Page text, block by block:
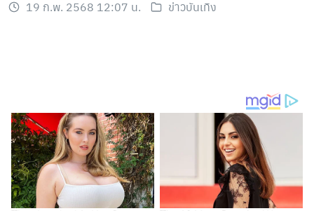
19 ก.พ. 2568 12:07 น. ข่าวบันเทิง